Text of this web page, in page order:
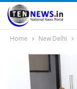
Home New Delhi